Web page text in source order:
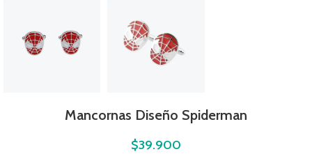
Mancornas Diseño Spiderman
$39.900